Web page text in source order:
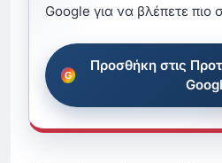
Google για να βλέπετε
Προσθήκη στις